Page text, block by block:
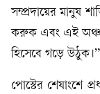
সম্প্রদায়ের মানুষ
করুক এবং এই অঞ্চল
হিসেবে গড়ে উঠুক।”
পোস্টের শেষাংশে